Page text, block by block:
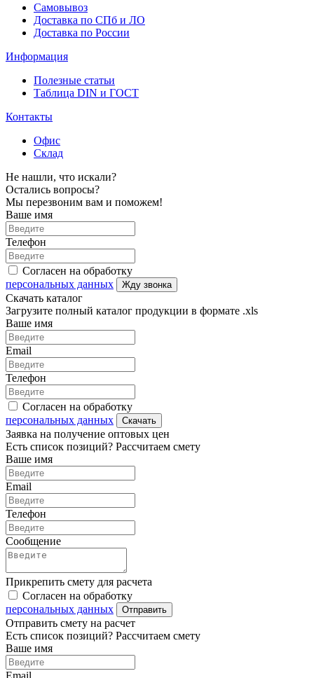
Самовывоз
Доставка по СПб и ЛО
Доставка по России
Информация
Полезные статьи
Таблица DIN и ГОСТ
Контакты
Офис
Склад
Не нашли, что искали?
Остались вопросы?
Мы перезвоним вам и поможем!
Ваше имя
Телефон
Согласен на обработку
персональных данных
Жду звонка
Скачать каталог
Загрузите полный каталог продукции в формате .xls
Ваше имя
Email
Телефон
Согласен на обработку
персональных данных
Скачать
Заявка на получение оптовых цен
Есть список позиций? Рассчитаем смету
Ваше имя
Email
Телефон
Сообщение
Прикрепить смету для расчета
Согласен на обработку
персональных данных
Отправить
Отправить смету на расчет
Есть список позиций? Рассчитаем смету
Ваше имя
Email